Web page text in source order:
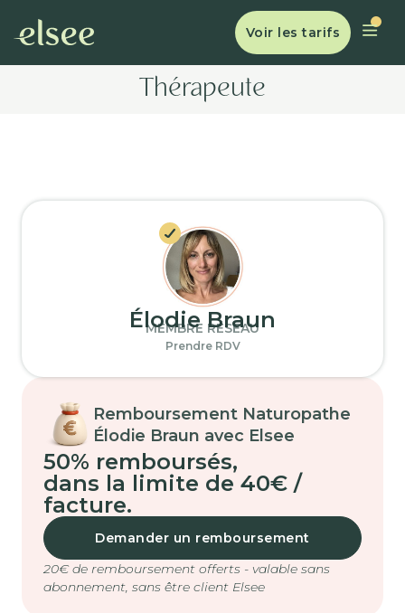
Voir les tarifs
Thérapeute
Élodie Braun
MEMBRE RÉSEAU
Prendre RDV
Remboursement Naturopathe
Élodie Braun avec Elsee
50% remboursés,
dans la limite de 40€ /
facture.
Demander un remboursement
20€ de remboursement offerts - valable sans
abonnement, sans être client Elsee